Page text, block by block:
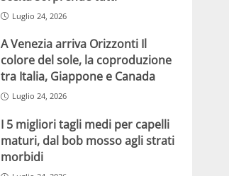
Luglio 24, 2026
A Venezia arriva Orizzonti Il
colore del sole, la coproduzione
tra Italia, Giappone e Canada
Luglio 24, 2026
I 5 migliori tagli medi per capelli
maturi, dal bob mosso agli strati
morbidi